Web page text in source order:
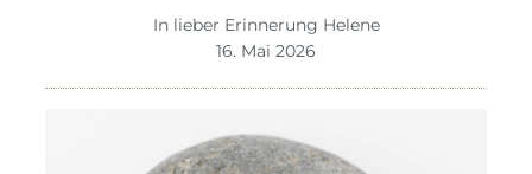
In lieber Erinnerung Helene
16. Mai 2026